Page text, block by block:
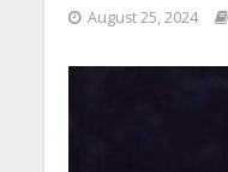
August 25, 2024